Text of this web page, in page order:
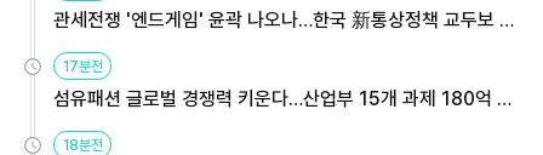
관세전쟁 '엔드게임' 윤곽 나오나…한국 新통상정책 교두보 활
용해야
17분전
섬유패션 글로벌 경쟁력 키운다…산업부 15개 과제 180억 지
원
18분전